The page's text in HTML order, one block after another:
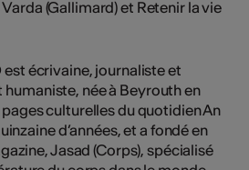
(Gallimard) et Retenir la vie
écrivaine, journaliste et
née à Beyrouth en
pages culturelles du quotidien An
d’années, et a fondé en
Jasad (Corps), spécialisé